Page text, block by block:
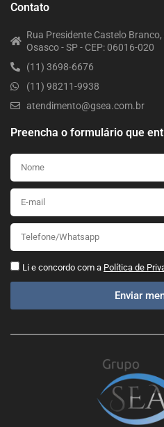
Contato
Rua Presidente Castelo
Osasco - SP - CEP: 06016-020
(11) 3698-6676
(11) 98211-9938
atendimento@gsea.com.br
Preencha o formulário que
Li e concordo com a Política de
Enviar